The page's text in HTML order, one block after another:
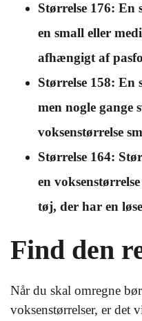
Størrelse 176: En
en small eller
afhængigt af
Størrelse 158: En
men nogle gange
voksenstørrelse
Størrelse 164:
en
tøj, der har en
Find den
Når du skal omregne
voksenstørrelser, er det